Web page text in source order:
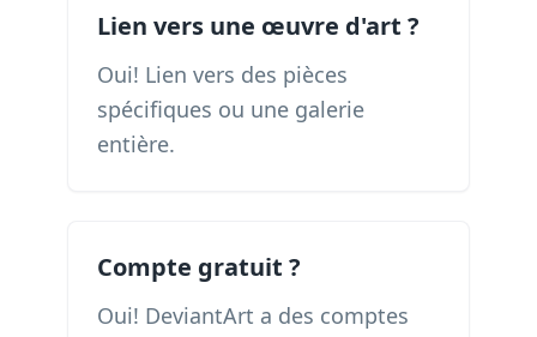
Lien vers une œuvre d'art ?
Oui! Lien vers des pièces
spécifiques ou une galerie
entière.
Compte gratuit ?
Oui! DeviantArt a des comptes